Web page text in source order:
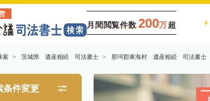
月間閲覧件数 200万超
索 茨城県 遺産相続 司法書士 那珂郡東海村 遺産相続 司法書士
条件変更